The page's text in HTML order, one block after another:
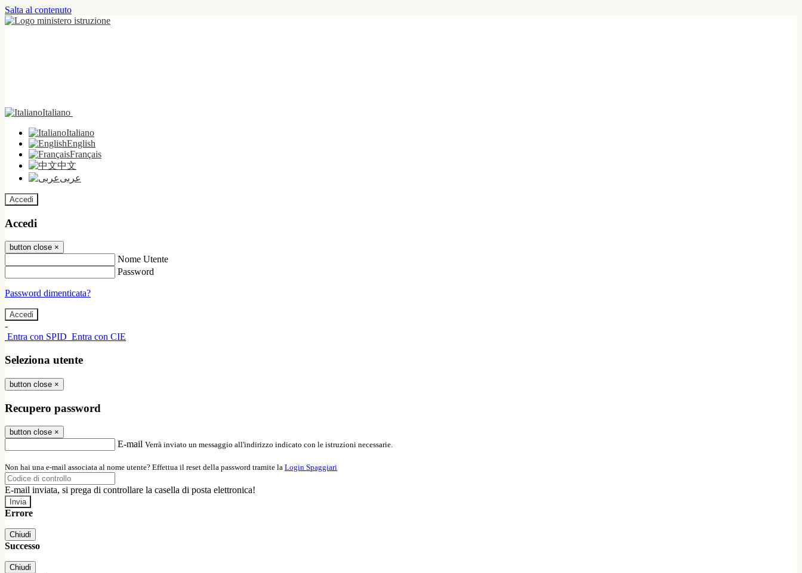
Salta al contenuto
Italiano
Italiano
English
Français
中文
عربى
Accedi
Accedi
button close ×
Nome Utente
Password
Password dimenticata?
-
Entra con SPID Entra con CIE
Seleziona utente
button close ×
Recupero password
button close ×
E-mail Verrà inviato un messaggio all'indirizzo indicato con le istruzioni necessarie.
Non hai una e-mail associata al nome utente? Effettua il reset della password tramite la Login Spaggiari
E-mail inviata, si prega di controllare la casella di posta elettronica!
Errore
Chiudi
Successo
Chiudi